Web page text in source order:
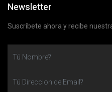
Newsletter
Suscríbete ahora y recibe